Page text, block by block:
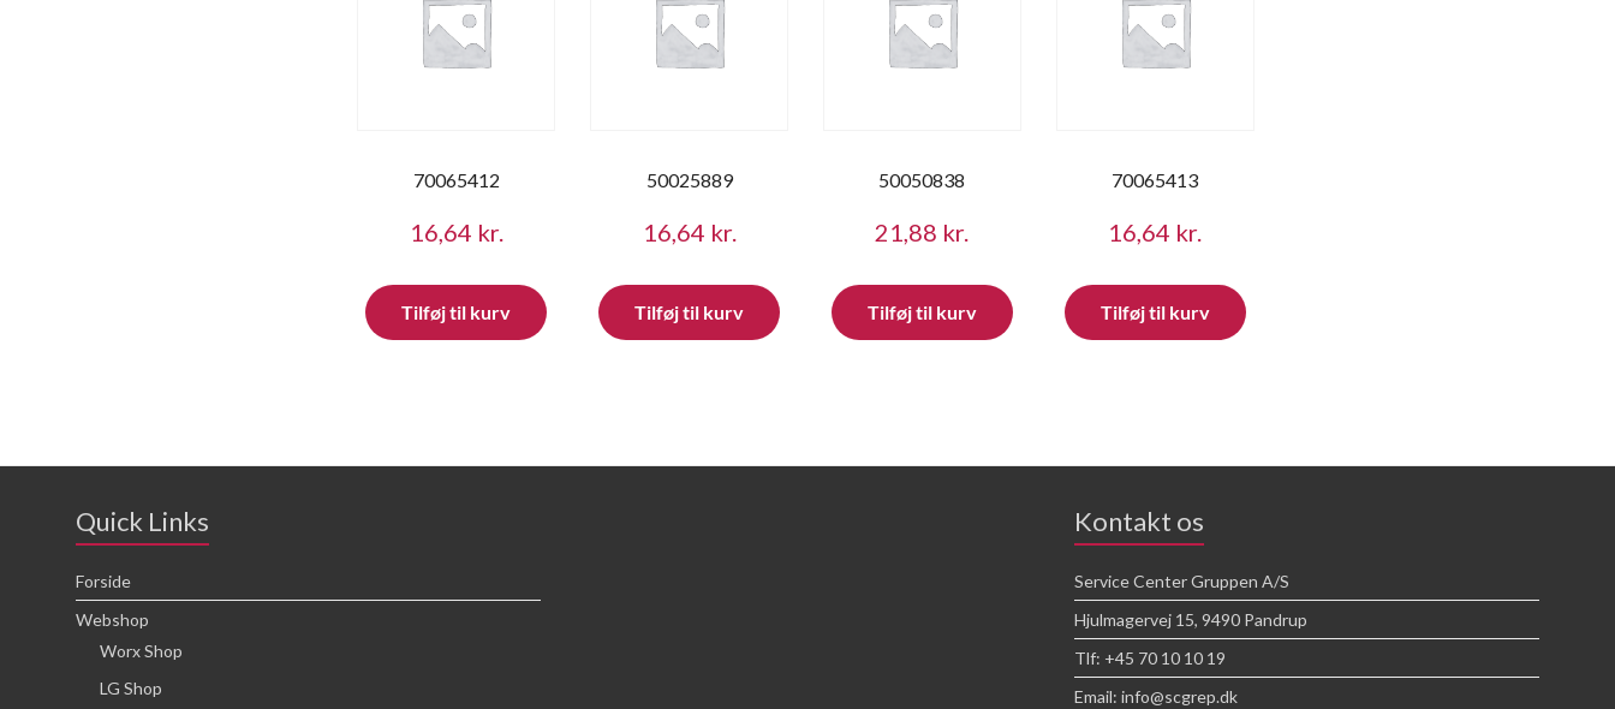
70065412
16,64 kr.
Tilføj til kurv
50025889
16,64 kr.
Tilføj til kurv
50050838
21,88 kr.
Tilføj til kurv
70065413
16,64 kr.
Tilføj til kurv
Quick Links
Forside
Webshop
Worx Shop
LG Shop
Kontakt os
Service Center Gruppen A/S
Hjulmagervej 15, 9490 Pandrup
Tlf: +45 70 10 10 19
Email: info@scgrep.dk